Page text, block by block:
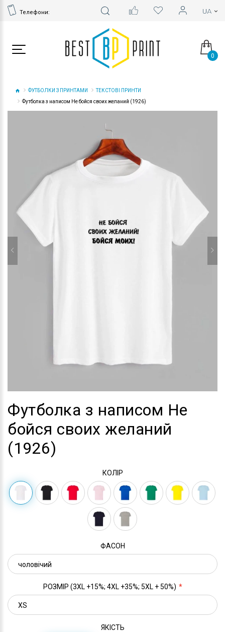
Телефони:
0
ФУТБОЛКИ З ПРИНТАМИ
ТЕКСТОВІ ПРИНТИ
Футболка з написом Не бойся своих желаний (1926)
Футболка з написом Не
бойся своих желаний
(1926)
КОЛІР
ФАСОН
РОЗМІР (3XL +15%; 4XL +35%; 5XL + 50%)
ЯКІСТЬ